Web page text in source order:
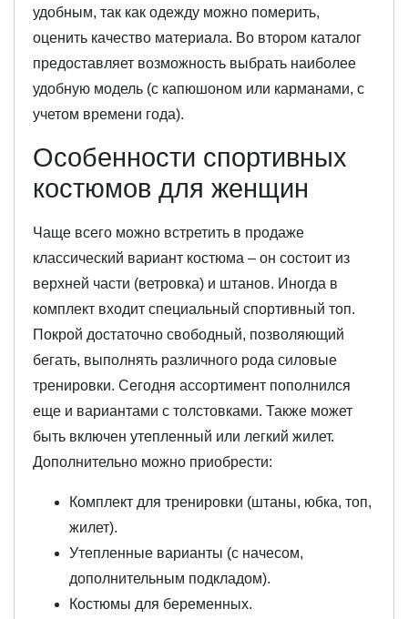
удобным, так как одежду можно померить,
оценить качество материала. Во втором каталог
предоставляет возможность выбрать наиболее
удобную модель (с капюшоном или карманами, с
учетом времени года).
Особенности спортивных
костюмов для женщин
Чаще всего можно встретить в продаже
классический вариант костюма – он состоит из
верхней части (ветровка) и штанов. Иногда в
комплект входит специальный спортивный топ.
Покрой достаточно свободный, позволяющий
бегать, выполнять различного рода силовые
тренировки. Сегодня ассортимент пополнился
еще и вариантами с толстовками. Также может
быть включен утепленный или легкий жилет.
Дополнительно можно приобрести:
Комплект для тренировки (штаны, юбка, топ,
жилет).
Утепленные варианты (с начесом,
дополнительным подкладом).
Костюмы для беременных.